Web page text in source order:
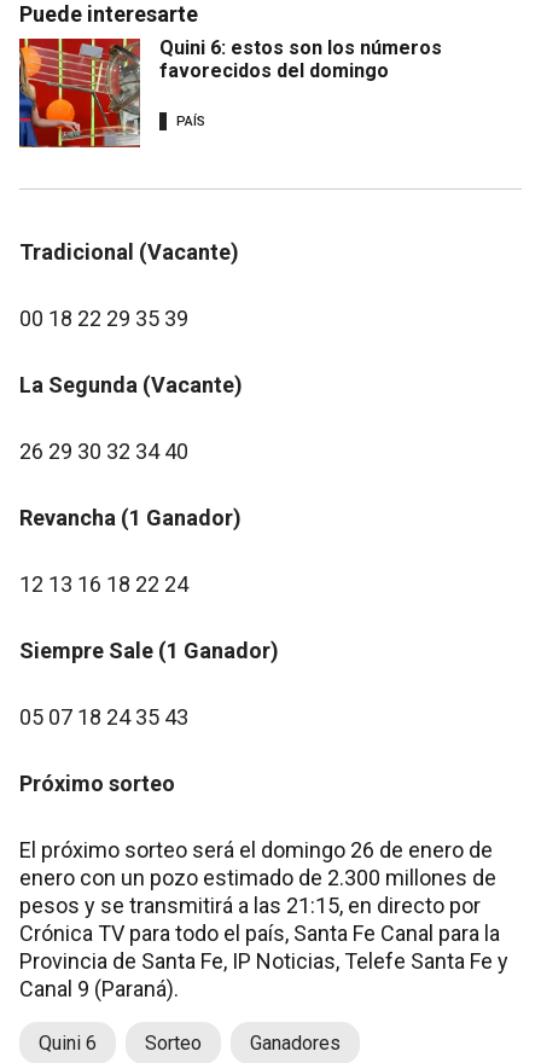
Puede interesarte
Quini 6: estos son los números
favorecidos del domingo
PAÍS
Tradicional (Vacante)
00 18 22 29 35 39
La Segunda (Vacante)
26 29 30 32 34 40
Revancha (1 Ganador)
12 13 16 18 22 24
Siempre Sale (1 Ganador)
05 07 18 24 35 43
Próximo sorteo
El próximo sorteo será el domingo 26 de enero de
enero con un pozo estimado de 2.300 millones de
pesos y se transmitirá a las 21:15, en directo por
Crónica TV para todo el país, Santa Fe Canal para la
Provincia de Santa Fe, IP Noticias, Telefe Santa Fe y
Canal 9 (Paraná).
Quini 6 Sorteo Ganadores